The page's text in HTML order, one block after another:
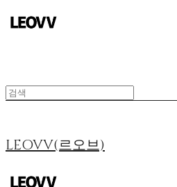
LEOVV(르오브)